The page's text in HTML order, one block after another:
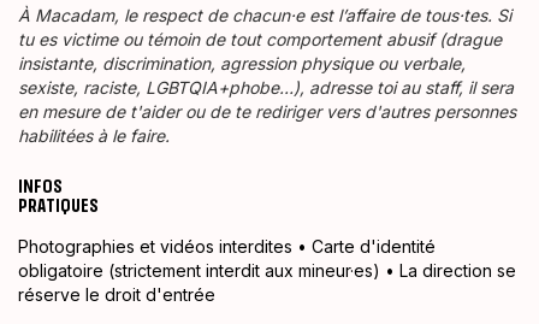
À Macadam, le respect de chacun·e est l’affaire de tous·tes. Si
tu es victime ou témoin de tout comportement abusif (drague
insistante, discrimination, agression physique ou verbale,
sexiste, raciste, LGBTQIA+phobe…), adresse toi au staff, il sera
en mesure de t'aider ou de te rediriger vers d'autres personnes
habilitées à le faire.
INFOS
PRATIQUES
Photographies et vidéos interdites • Carte d'identité
obligatoire (strictement interdit aux mineur·es) • La direction se
réserve le droit d'entrée